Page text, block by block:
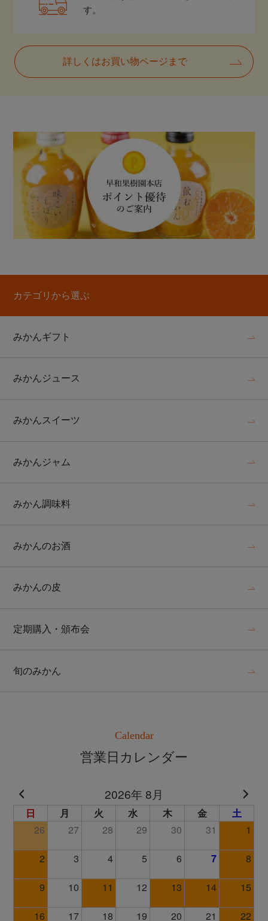
す。
詳しくはお買い物ページまで
カテゴリから選ぶ
みかんギフト
みかんジュース
みかんスイーツ
みかんジャム
みかん調味料
みかんのお酒
みかんの皮
定期購入・頒布会
旬のみかん
Calendar
営業日カレンダー